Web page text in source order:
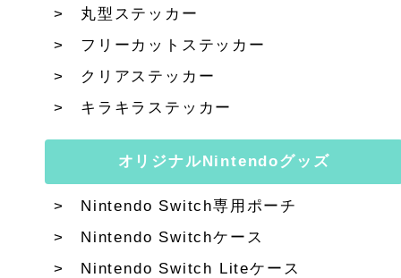
丸型ステッカー
フリーカットステッカー
クリアステッカー
キラキラステッカー
オリジナルNintendoグッズ
Nintendo Switch専用ポーチ
Nintendo Switchケース
Nintendo Switch Liteケース